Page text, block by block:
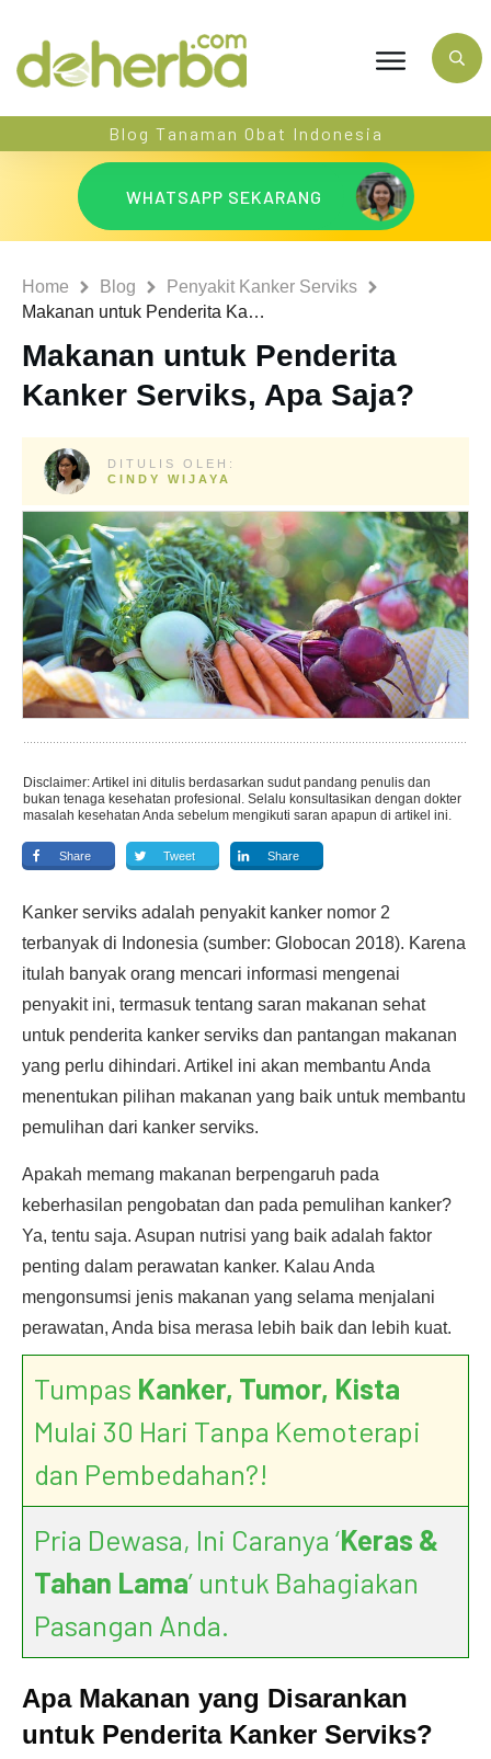
Blog Tanaman Obat Indonesia
WHATSAPP SEKARANG
Home Blog
Penyakit Kanker Serviks
Makanan untuk Penderita Kanker Serviks, Apa Saja?
Makanan untuk Penderita
Kanker Serviks, Apa Saja?
DITULIS OLEH:
CINDY WIJAYA
Disclaimer: Artikel ini ditulis berdasarkan sudut pandang penulis dan
bukan tenaga kesehatan profesional. Selalu konsultasikan dengan dokter
masalah kesehatan Anda sebelum mengikuti saran apapun di artikel ini.
Share Tweet Share
Kanker serviks adalah penyakit kanker nomor 2
terbanyak di Indonesia (sumber: Globocan 2018). Karena
itulah banyak orang mencari informasi mengenai
penyakit ini, termasuk tentang saran makanan sehat
untuk penderita kanker serviks dan pantangan makanan
yang perlu dihindari. Artikel ini akan membantu Anda
menentukan pilihan makanan yang baik untuk membantu
pemulihan dari kanker serviks.
Apakah memang makanan berpengaruh pada
keberhasilan pengobatan dan pada pemulihan kanker?
Ya, tentu saja. Asupan nutrisi yang baik adalah faktor
penting dalam perawatan kanker. Kalau Anda
mengonsumsi jenis makanan yang selama menjalani
perawatan, Anda bisa merasa lebih baik dan lebih kuat.
Tumpas Kanker, Tumor, Kista
Mulai 30 Hari Tanpa Kemoterapi
dan Pembedahan?!
Pria Dewasa, Ini Caranya ‘Keras &
Tahan Lama’ untuk Bahagiakan
Pasangan Anda.
Apa Makanan yang Disarankan
untuk Penderita Kanker Serviks?